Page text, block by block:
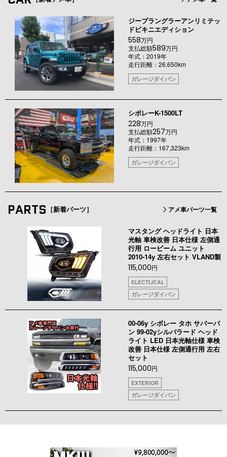
ジープラングラーアンリミテッ
ドビキニエディション
558万円
支払総額589万円
年式：2019年
走行距離：26,650km
ガレージダイバン
シボレーK-1500LT
228万円
支払総額257万円
年式：1997年
走行距離：167,323km
ガレージダイバン
PARTS ［新着パーツ］ アメ車パーツ一覧
マスタング ヘッドライト 日本
光軸 車検改善 日本仕様 左側通
行用 ロービーム ユニット
2010-14y 左右セット VLAND製
115,000円
ELECTLICAL
ガレージダイバン
00-06y シボレー タホ サバーバ
ン 99-02yシルバラード ヘッド
ライト LED 日本光軸仕様 車検
改善 日本仕様 左側通行用 左右
セット
115,000円
EXTERIOR
ガレージダイバン